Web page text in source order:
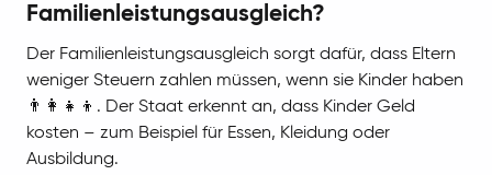
Familienleistungsausgleich?
Der Familienleistungsausgleich sorgt dafür, dass Eltern
weniger Steuern zahlen müssen, wenn sie Kinder haben
👨‍👩‍👧‍👦. Der Staat erkennt an, dass Kinder Geld
kosten – zum Beispiel für Essen, Kleidung oder
Ausbildung.